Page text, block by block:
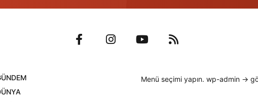
Menü seçimi yapın. wp-admin ->